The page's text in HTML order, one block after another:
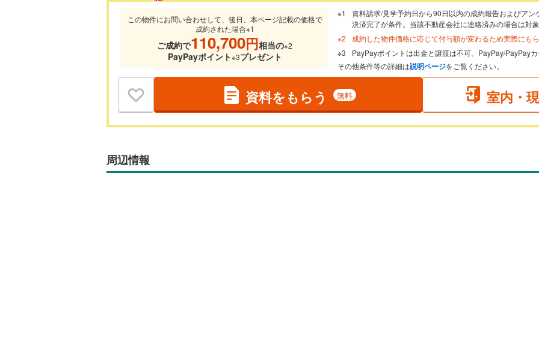
この物件にお問い合わせして、後日、本ページ記載の価格で
成約された場合※1
ご成約で110,700円相当の※2
PayPayポイント※3プレゼント
資料請求/見学予約日から90日以内の成約報告およびア
決済完了が条件。当該不動産会社に連絡済みの場合は対
成約した物件価格に応じて付与額が変わるため実際にも
PayPayポイントは出金と譲渡は不可。PayPay/PayPay
その他条件等の詳細は説明ページをご覧ください。
資料をもらう 無料 室内・
周辺情報